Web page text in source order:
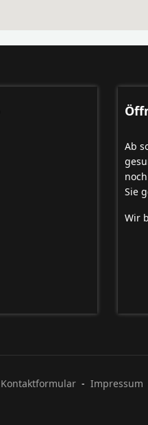
Ab
Sie
Wir
Kontaktformular- Impressum